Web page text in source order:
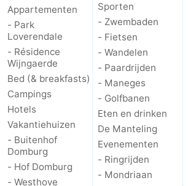
Nieuwvliet
-
Sluis
-
Cadzand
-
Natuur
Het
Zwin
Weer
Contact
Appartementen
- Park
Loverendale
- Résidence
Wijngaerde
Bed (& breakfasts)
Campings
Hotels
Vakantiehuizen
- Buitenhof
Domburg
- Hof Domburg
- Westhove
Sporten
- Zwembaden
- Fietsen
- Wandelen
- Paardrijden
- Maneges
- Golfbanen
Eten en drinken
De Manteling
Evenementen
- Ringrijden
- Mondriaan